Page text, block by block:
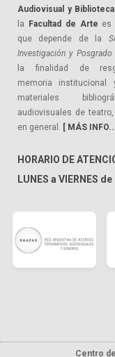
Audiovisual y
la
Facultad de Arte es
que depende de la
Investigación y Posgrado
la finalidad de
memoria institucional
materiales
audiovisuales de
en general. [ MÁS
HORARIO DE
LUNES a VIERNES
Centro